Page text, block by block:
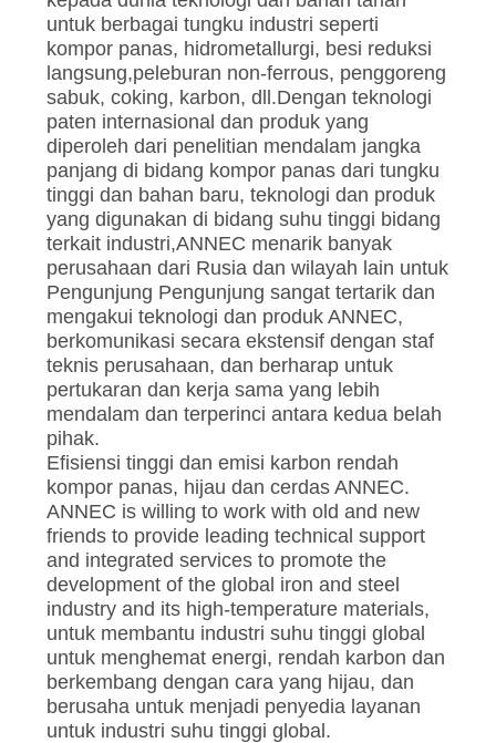
untuk berbagai tungku industri seperti
kompor panas, hidrometallurgi, besi reduksi
langsung,peleburan non-ferrous, penggoreng
sabuk, coking, karbon, dll.Dengan teknologi
paten internasional dan produk yang
diperoleh dari penelitian mendalam jangka
panjang di bidang kompor panas dari tungku
tinggi dan bahan baru, teknologi dan produk
yang digunakan di bidang suhu tinggi bidang
terkait industri,ANNEC menarik banyak
perusahaan dari Rusia dan wilayah lain untuk
Pengunjung Pengunjung sangat tertarik dan
mengakui teknologi dan produk ANNEC,
berkomunikasi secara ekstensif dengan staf
teknis perusahaan, dan berharap untuk
pertukaran dan kerja sama yang lebih
mendalam dan terperinci antara kedua belah
pihak.
Efisiensi tinggi dan emisi karbon rendah
kompor panas, hijau dan cerdas ANNEC.
ANNEC is willing to work with old and new
friends to provide leading technical support
and integrated services to promote the
development of the global iron and steel
industry and its high-temperature materials,
untuk membantu industri suhu tinggi global
untuk menghemat energi, rendah karbon dan
berkembang dengan cara yang hijau, dan
berusaha untuk menjadi penyedia layanan
untuk industri suhu tinggi global.